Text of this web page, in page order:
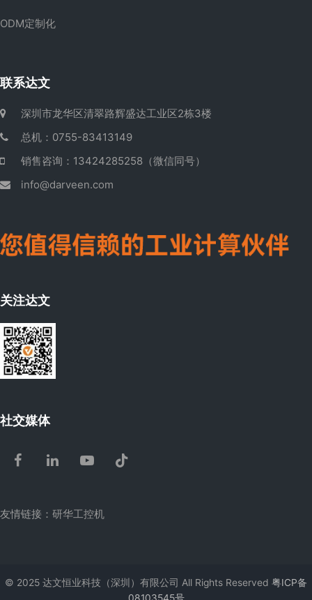
ODM定制化
联系达文
深圳市龙华区清翠路辉盛达工业区2栋3楼
总机：0755-83413149
销售咨询：13424285258（微信同号）
info@darveen.com
关注达文
社交媒体
Facebook
LinkedInYoutubeTiktok
友情链接： 研华工控机
© 2025 达文恒业科技（深圳）有限公司 All Rights Reserved 粤ICP备
08103545号